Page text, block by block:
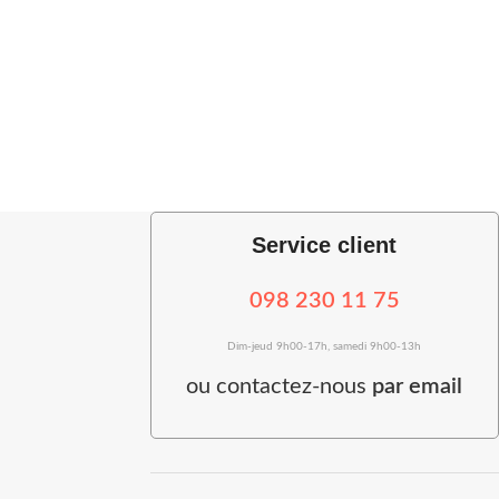
Service client
098 230 11 75
Dim-jeud 9h00-17h, samedi 9h00-13h
oucontactez-nous par email